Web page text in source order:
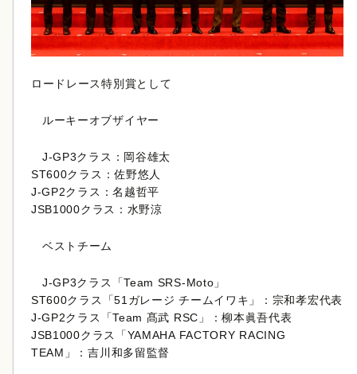
ロードレース特別賞として
ルーキーオブザイヤー
J-GP3クラス：岡谷雄太
ST600クラス：佐野悠人
J-GP2クラス：名越哲平
JSB1000クラス：水野涼
ベストチーム
J-GP3クラス「Team SRS-Moto」
ST600クラス「51ガレージ チームイワキ」：宗和孝宏代表
J-GP2クラス「Team 髙武 RSC」：柳本眞吾代表
JSB1000クラス「YAMAHA FACTORY RACING
TEAM」：吉川和多留監督